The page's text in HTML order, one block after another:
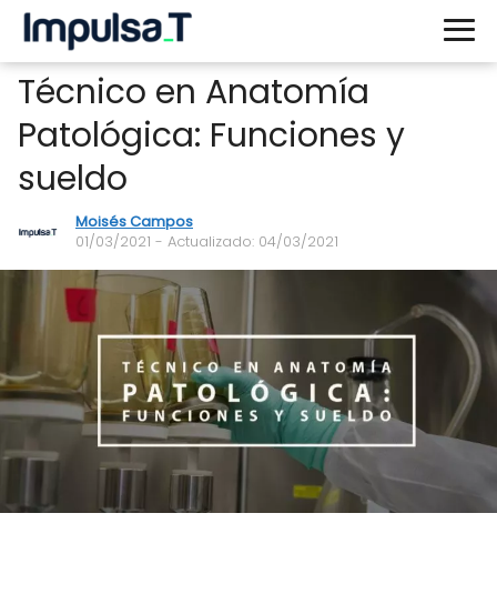
Técnico en Anatomía
Patológica: Funciones y
sueldo
Moisés Campos
01/03/2021 - Actualizado: 04/03/2021